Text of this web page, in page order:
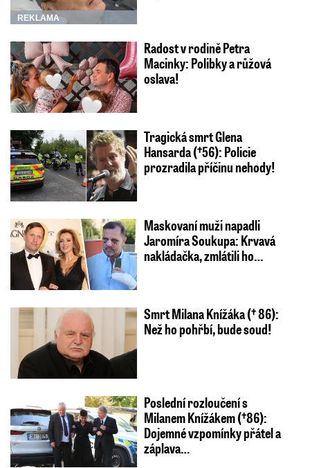
REKLAMA
Radost v rodině Petra
Macinky: Polibky a růžová
oslava!
Tragická smrt Glena
Hansarda (†56): Policie
prozradila příčinu nehody!
Maskovaní muži napadli
Jaromíra Soukupa: Krvavá
nakládačka, zmlátili ho…
Smrt Milana Knížáka († 86):
Než ho pohřbí, bude soud!
Poslední rozloučení s
Milanem Knížákem (†86):
Dojemné vzpomínky přátel a
záplava…